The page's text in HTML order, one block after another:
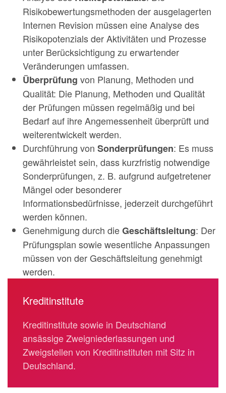
Risikobewertungsmethoden der ausgelagerten
Internen Revision müssen eine Analyse des
Risikopotenzials der Aktivitäten und Prozesse
unter Berücksichtigung zu erwartender
Veränderungen umfassen.
Überprüfung von Planung, Methoden und
Qualität: Die Planung, Methoden und Qualität
der Prüfungen müssen regelmäßig und bei
Bedarf auf ihre Angemessenheit überprüft und
weiterentwickelt werden.
Durchführung von Sonderprüfungen: Es muss
gewährleistet sein, dass kurzfristig notwendige
Sonderprüfungen, z. B. aufgrund aufgetretener
Mängel oder besonderer
Informationsbedürfnisse, jederzeit durchgeführt
werden können.
Genehmigung durch dieGeschäftsleitung: Der
Prüfungsplan sowie wesentliche Anpassungen
müssen von der Geschäftsleitung genehmigt
werden.
Kreditinstitute
Kreditinstitute sowie in Deutschland
ansässige Zweigniederlassungen und
Zweigstellen von Kreditinstituten mit Sitz in
Deutschland.